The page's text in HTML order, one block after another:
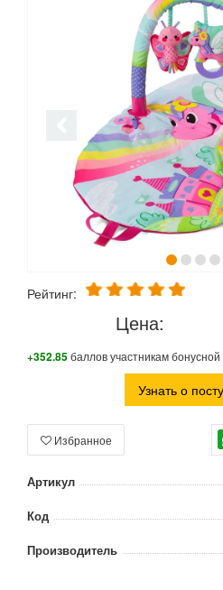
Рейтинг:
Цена:
+352.85баллов участникам
Узнать о
Избранное
Артикул
Код
Производитель